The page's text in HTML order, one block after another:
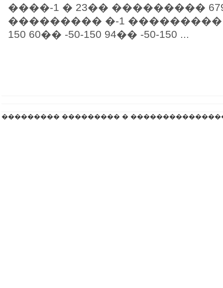
����-1 � 23�� ���������
��������� �-1 ���������
150 60�� -50-150 94�� -50-150 ...
��������� ��������� �